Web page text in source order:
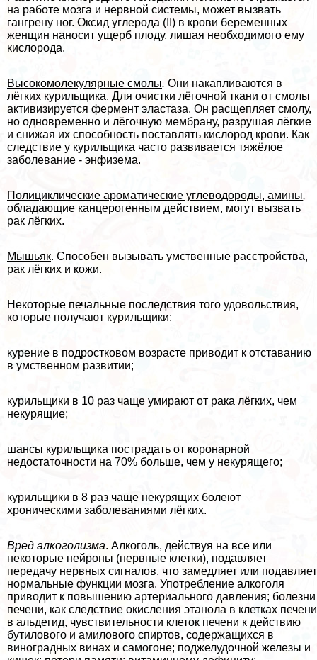
на работе мозга и нервной системы, может вызвать
гангрену ног. Оксид углерода (II) в крови беременных
женщин наносит ущерб плоду, лишая необходимого ему
кислорода.
Высокомолекулярные смолы. Они накапливаются в
лёгких курильщика. Для очистки лёгочной ткани от смолы
активизируется фермент эластаза. Он расщепляет смолу,
но одновременно и лёгочную мембрану, разрушая лёгкие
и снижая их способность поставлять кислород крови. Как
следствие у курильщика часто развивается тяжёлое
заболевание - энфизема.
Полициклические ароматические углеводороды, амины,
обладающие канцерогенным действием, могут вызвать
paк лёгких.
Мышьяк. Способен вызывать умственные расстройства,
paк лёгких и кожи.
Некоторые печальные последствия того удовольствия,
которые получают курильщики:
курение в подростковом возрасте приводит к отставанию
в умственном развитии;
курильщики в 10 раз чаще умирают от paка лёгких, чем
некурящие;
шансы курильщика пострадать от коронарной
недостаточности на 70% больше, чем у некурящего;
курильщики в 8 раз чаще некурящих болеют
хроническими заболеваниями лёгких.
Вред алкоголизма. Алкоголь, действуя на все или
некоторые нейроны (нервные клетки), подавляет
передачу нервных сигналов, что замедляет или подавляет
нормальные функции мозга. Употрeбление алкоголя
приводит к повышению артериального давления; болезни
печени, как следствие окисления этанола в клетках печени
в альдегид, чувствительности клеток печени к действию
бутилового и амилового спиртов, содержащихся в
виноградных винах и самогоне; поджелудочной железы и